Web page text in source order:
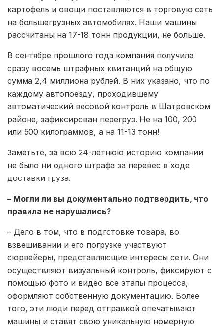
картофель и овощи поставляются в торговую сеть
на большегрузных автомобилях. Наши машины
рассчитаны на 17-18 тонн продукции, не больше.
В сентябре прошлого года компания получила
сразу восемь штрафных квитанций на общую
сумма 2,4 миллиона рублей. В них указано, что по
каждому автопоезду, проходившему
автоматический весовой контроль в Шатровском
районе, зафиксирован перегруз. Не на 100, 200
или 500 килограммов, а на 11-13 тонн!
Заметьте, за всю 24-летнюю историю компании
не было ни одного штрафа за перевес в ходе
доставки груза.
– Могли ли вы документально подтвердить, что
правила не нарушались?
– Дело в том, что в подготовке товара, во
взвешивании и его погрузке участвуют
сюрвейеры, представляющие интересы сети. Они
осуществляют визуальный контроль, фиксируют с
помощью фото и видео все этапы процесса,
оформляют собственную документацию. Более
того, эти люди перед отправкой опечатывают
машины и ставят свою уникальную номерную